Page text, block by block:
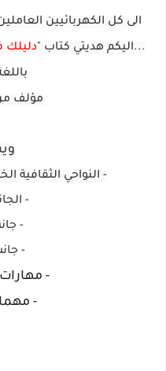
الى كل الكهربائيين
...اليكم هديتي كتاب "دليلك
مؤلف من 175
- النواحي الثقافية
-
-
-
-
-